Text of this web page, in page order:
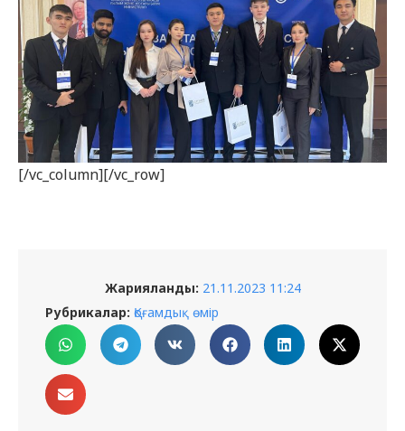
[/vc_column][/vc_row]
Жарияланды: 21.11.2023 11:24
Рубрикалар: Қоғамдық өмір